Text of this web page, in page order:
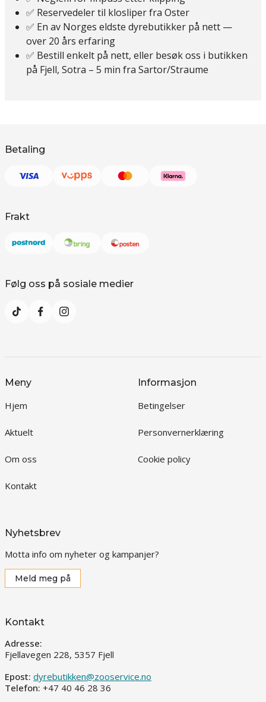
✅ Reservedeler til klosliper fra Oster
✅ En av Norges eldste dyrebutikker på nett —
over 20 års erfaring
✅ Bestill enkelt på nett, eller besøk oss i butikken
på Fjell, Sotra – 5 min fra Sartor/Straume
Betaling
Frakt
Følg oss på sosiale medier
Meny
Hjem
Aktuelt
Om oss
Kontakt
Informasjon
Betingelser
Personvernerklæring
Cookie policy
Nyhetsbrev
Motta info om nyheter og kampanjer?
Meld meg på
Kontakt
Adresse:
Fjellavegen 228, 5357 Fjell
Epost: dyrebutikken@zooservice.no
Telefon: +47 40 46 28 36